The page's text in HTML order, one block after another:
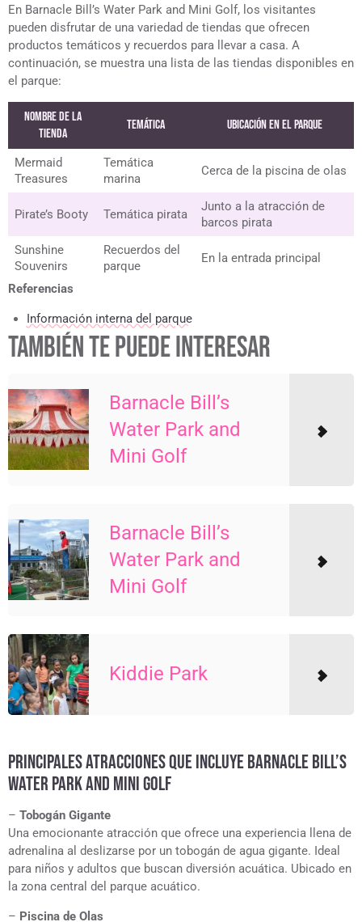
En Barnacle Bill’s Water Park and Mini Golf, los visitantes
pueden disfrutar de una variedad de tiendas que ofrecen
productos temáticos y recuerdos para llevar a casa. A
continuación, se muestra una lista de las tiendas disponibles en
el parque:
Nombre de la
tienda
Temática Ubicación en el Parque
Mermaid
Treasures
Temática
marina
Cerca de la piscina de olas
Pirate’s Booty Temática pirata
Junto a la atracción de
barcos pirata
Sunshine
Souvenirs
Recuerdos del
parque
En la entrada principal
Referencias
Información interna del parque
TAMBIÉN TE PUEDE INTERESAR
Barnacle Bill’s
Water Park and
Mini Golf
Barnacle Bill’s
Water Park and
Mini Golf
Kiddie Park
PRINCIPALES ATRACCIONES QUE INCLUYE BARNACLE BILL’S
WATER PARK AND MINI GOLF
– Tobogán Gigante
Una emocionante atracción que ofrece una experiencia llena de
adrenalina al deslizarse por un tobogán de agua gigante. Ideal
para niños y adultos que buscan diversión acuática. Ubicado en
la zona central del parque acuático.
– Piscina de Olas